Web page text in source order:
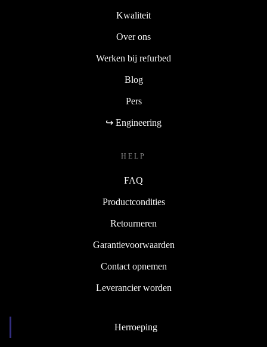
Kwaliteit
Over ons
Werken bij refurbed
Blog
Pers
↪ Engineering
HELP
FAQ
Productcondities
Retourneren
Garantievoorwaarden
Contact opnemen
Leverancier worden
Herroeping